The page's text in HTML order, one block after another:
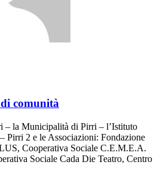
comunità
– la Municipalità di Pirri – l’Istituto
Pirri 2 e le Associazioni: Fondazione
Cooperativa Sociale C.E.M.E.A.
Sociale Cada Die Teatro, Centro